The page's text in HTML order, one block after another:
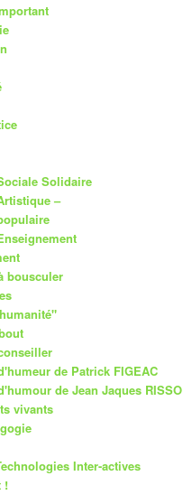
Solidaire
–
bousculer
de Patrick FIGEAC
de Jean Jaques RISSO
vivants
Inter-actives
!